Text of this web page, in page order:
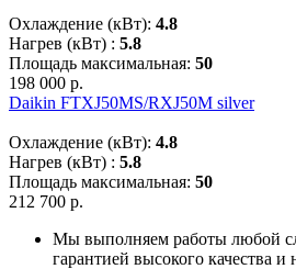
Охлаждение (кВт): 4.8
Нагрев (кВт) : 5.8
Площадь максимальная: 50
198 000 р.
Daikin FTXJ50MS/RXJ50M silver
Охлаждение (кВт): 4.8
Нагрев (кВт) : 5.8
Площадь максимальная: 50
212 700 р.
Мы выполняем работы любой
гарантией высокого качества